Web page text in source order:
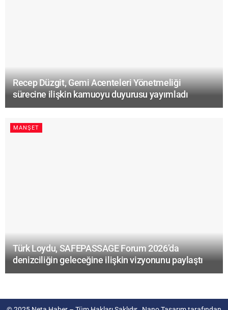
Recep Düzgit, Gemi Acenteleri Yönetmeliği
sürecine ilişkin kamuoyu duyurusu yayımladı
MANŞET
Türk Loydu, SAFEPASSAGE Forum 2026’da
denizciliğin geleceğine ilişkin vizyonunu paylaştı